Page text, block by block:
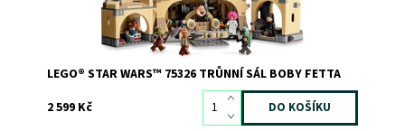
LEGO® STAR WARS™ 75326 TRŮNNÍ SÁL BOBY FETTA
2 599 Kč